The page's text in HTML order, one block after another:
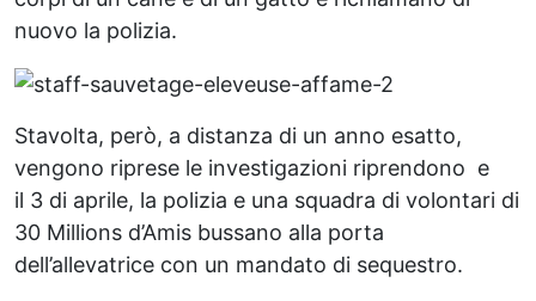
nuovo la polizia.
Stavolta, però, a distanza di un anno esatto,
vengono riprese le investigazioni riprendono e
il 3 di aprile, la polizia e una squadra di volontari di
30 Millions d’Amis bussano alla porta
dell’allevatrice con un mandato di sequestro.